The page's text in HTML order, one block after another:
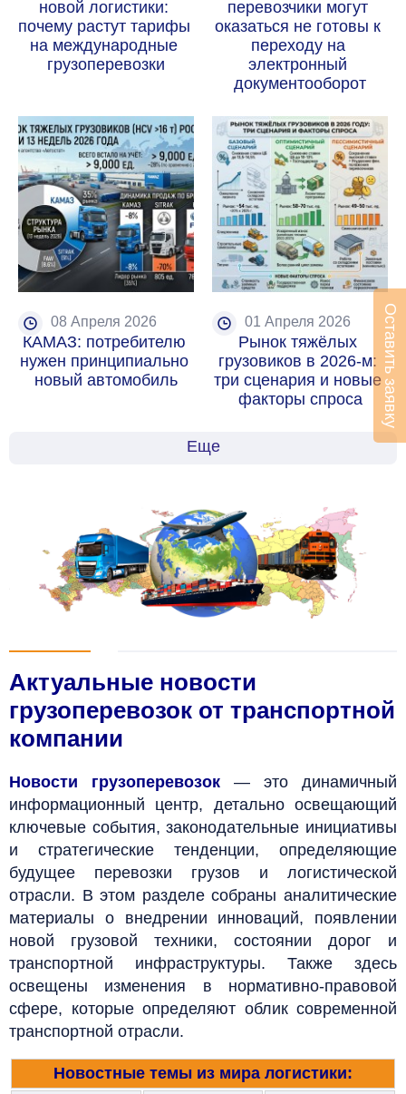
новой логистики:
почему растут тарифы
на международные
грузоперевозки
перевозчики могут
оказаться не готовы к
переходу на
электронный
документооборот
08 Апреля 2026
КАМАЗ: потребителю
нужен принципиально
новый автомобиль
01 Апреля 2026
Рынок тяжёлых
грузовиков в 2026-м:
три сценария и новые
факторы спроса
Еще
Актуальные новости
грузоперевозок от транспортной
компании
Новости грузоперевозок — это динамичный
информационный центр, детально освещающий
ключевые события, законодательные инициативы
и стратегические тенденции, определяющие
будущее перевозки грузов и логистической
отрасли. В этом разделе собраны аналитические
материалы о внедрении инноваций, появлении
новой грузовой техники, состоянии дорог и
транспортной инфраструктуры. Также здесь
освещены изменения в нормативно-правовой
сфере, которые определяют облик современной
транспортной отрасли.
Новостные темы из мира логистики:
Оставить заявку